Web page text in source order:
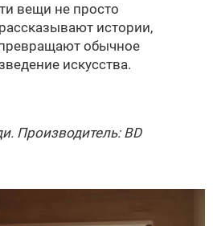
вещи не просто
истории,
обычное
искусства.
Производитель: BD